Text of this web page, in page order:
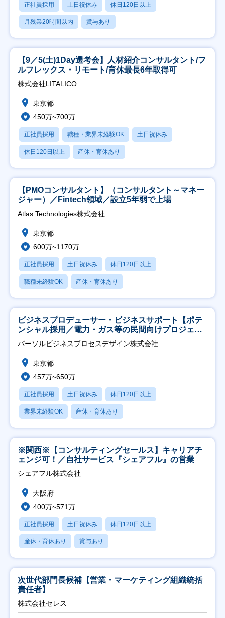
正社員採用 土日祝休み 休日120日以上
月残業20時間以内 賞与あり
【9／5(土)1Day選考会】人材紹介コンサルタント/フ
ルフレックス・リモート/育休最長6年取得可
株式会社LITALICO
東京都
450万~700万
正社員採用 職種・業界未経験OK 土日祝休み
休日120日以上 産休・育休あり
【PMOコンサルタント】（コンサルタント～マネー
ジャー）／Fintech領域／設立5年弱で上場
Atlas Technologies株式会社
東京都
600万~1170万
正社員採用 土日祝休み 休日120日以上
職種未経験OK 産休・育休あり
ビジネスプロデューサー・ビジネスサポート【ポテ
ンシャル採用／電力・ガス等の民間向けプロジェク
ト推進】
パーソルビジネスプロセスデザイン株式会社
東京都
457万~650万
正社員採用 土日祝休み 休日120日以上
業界未経験OK 産休・育休あり
※関西※【コンサルティングセールス】キャリアチ
ェンジ可！／自社サービス『シェアフル』の営業
シェアフル株式会社
大阪府
400万~571万
正社員採用 土日祝休み 休日120日以上
産休・育休あり 賞与あり
次世代部門長候補【営業・マーケティング組織統括
責任者】
株式会社セレス